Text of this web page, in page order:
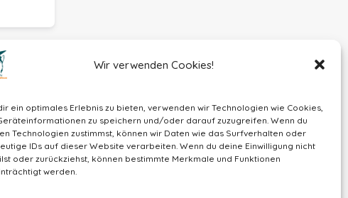
Wir verwenden Cookies!
ein optimales Erlebnis zu bieten, verwenden wir Technologien wie Cookies,
zu speichern und/oder darauf zuzugreifen. Wenn du
Technologien zustimmst, können wir Daten wie das Surfverhalten oder
IDs auf dieser Website verarbeiten. Wenn du deine Einwilligung nicht
oder zurückziehst, können bestimmte Merkmale und Funktionen
werden.